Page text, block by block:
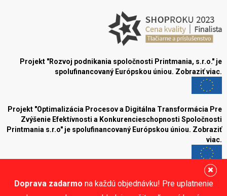
Doprava zadarmo na každú objednávku! Pre uplatnenie
Projekt "Rozvoj podnikania spoločnosti Printmania, s.r.o." je
spolufinancovaný Európskou úniou. Zobraziť viac.
Projekt "Optimalizácia Procesov a Digitálna Transformácia Pre
Zvýšenie Efektívnosti a Konkurencieschopnosti Spoločnosti
Printmania s.r.o" je spolufinancovaný Európskou úniou. Zobraziť
viac.
Blog